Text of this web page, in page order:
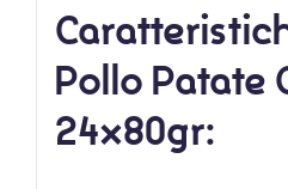
Pollo Patate
24x80gr: